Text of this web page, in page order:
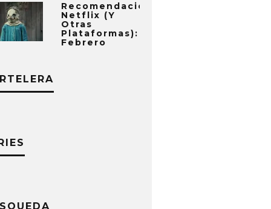
Recomendaciones
Netflix (y
Otras
Plataformas):
Febrero